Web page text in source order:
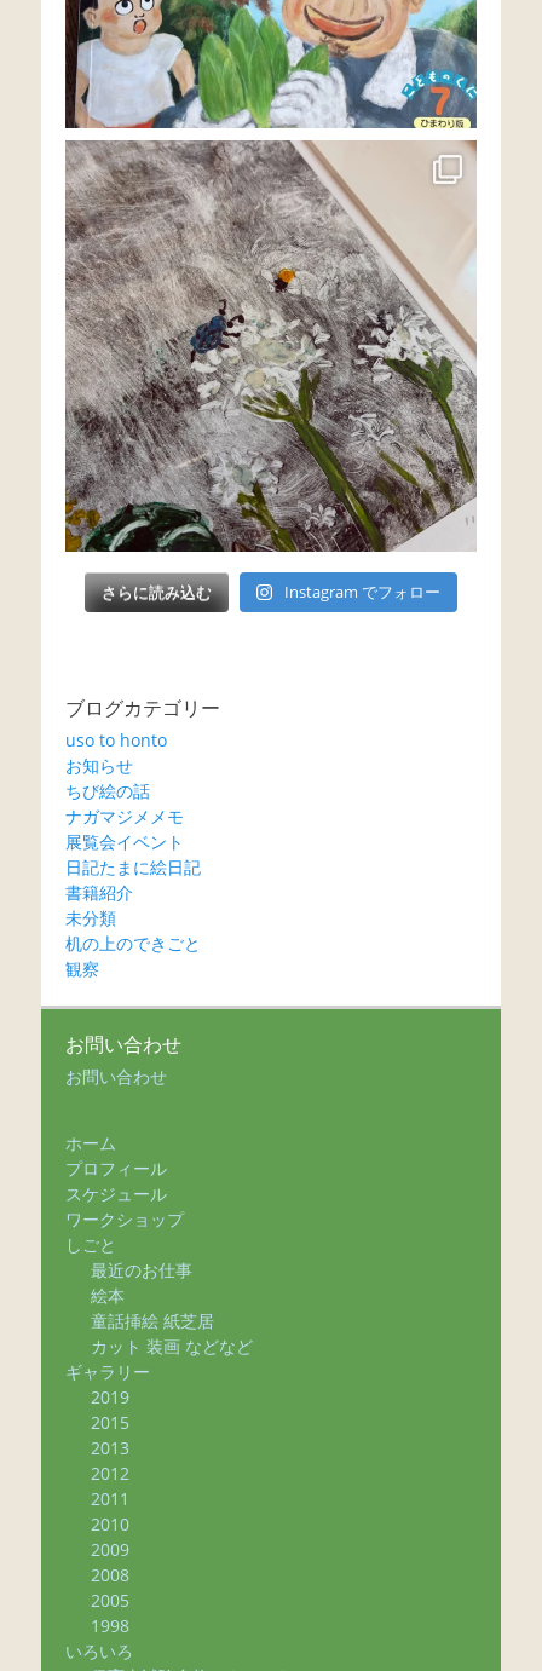
さらに読み込む Instagram でフォロー
ブログカテゴリー
uso to honto
お知らせ
ちび絵の話
ナガマジメメモ
展覧会イベント
日記たまに絵日記
書籍紹介
未分類
机の上のできごと
観察
お問い合わせ
お問い合わせ
ホーム
プロフィール
スケジュール
ワークショップ
しごと
最近のお仕事
絵本
童話挿絵 紙芝居
カット 装画 などなど
ギャラリー
2019
2015
2013
2012
2011
2010
2009
2008
2005
1998
いろいろ